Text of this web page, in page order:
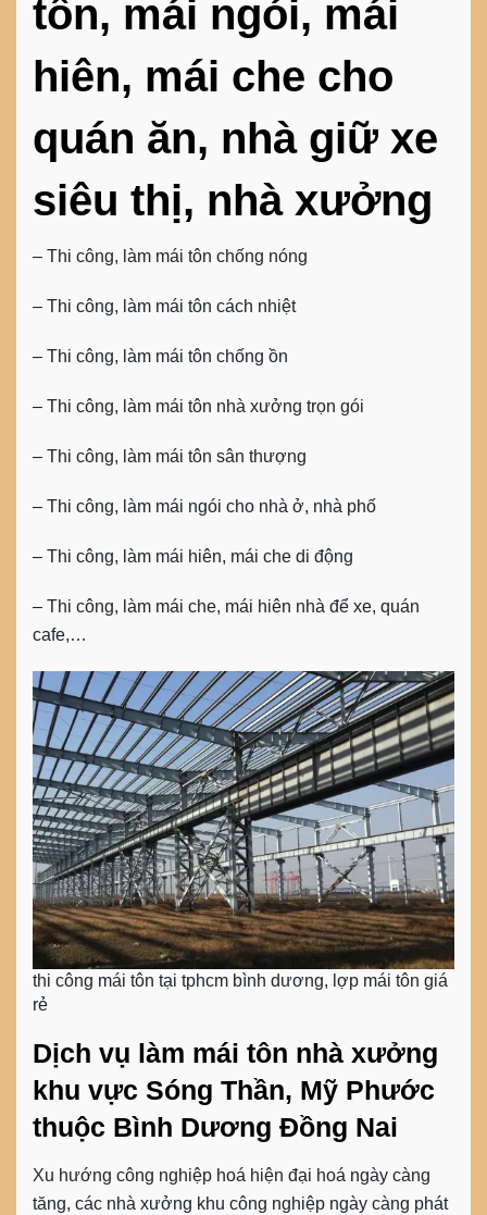
tôn, mái ngói, mái
hiên, mái che cho
quán ăn, nhà giữ xe
siêu thị, nhà xưởng
– Thi công, làm mái tôn chống nóng
– Thi công, làm mái tôn cách nhiệt
– Thi công, làm mái tôn chống ồn
– Thi công, làm mái tôn nhà xưởng trọn gói
– Thi công, làm mái tôn sân thượng
– Thi công, làm mái ngói cho nhà ở, nhà phố
– Thi công, làm mái hiên, mái che di động
– Thi công, làm mái che, mái hiên nhà để xe, quán
cafe,…
thi công mái tôn tại tphcm bình dương, lợp mái tôn giá
rẻ
Dịch vụ làm mái tôn nhà xưởng
khu vực Sóng Thần, Mỹ Phước
thuộc Bình Dương Đồng Nai
Xu hướng công nghiệp hoá hiện đại hoá ngày càng
tăng, các nhà xưởng khu công nghiệp ngày càng phát